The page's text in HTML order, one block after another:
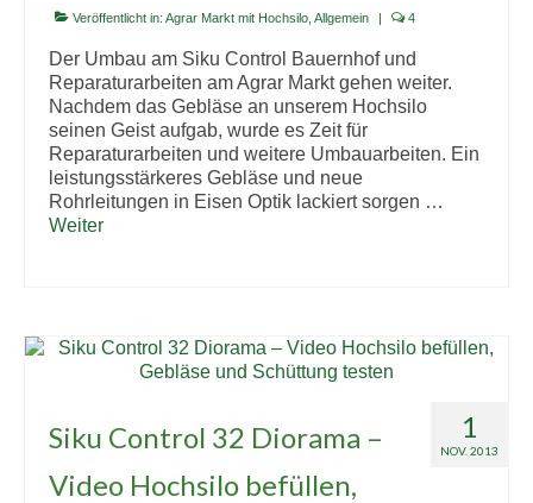
Veröffentlicht in: Agrar Markt mit Hochsilo Allgemein | 4
Der Umbau am Siku Control Bauernhof und
Reparaturarbeiten am Agrar Markt gehen weiter.
Nachdem das Gebläse an unserem Hochsilo
seinen Geist aufgab, wurde es Zeit für
Reparaturarbeiten und weitere Umbauarbeiten. Ein
leistungsstärkeres Gebläse und neue
Rohrleitungen in Eisen Optik lackiert sorgen …
Weiter
1
NOV. 2013
Siku Control 32 Diorama –
Video Hochsilo befüllen,